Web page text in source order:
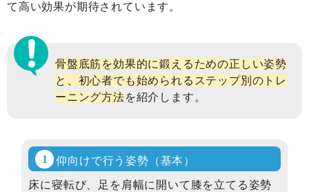
て高い効果が期待されています。
骨盤底筋を効果的に鍛えるための正しい姿勢
と、初心者でも始められるステップ別のトレ
ーニング方法を紹介します。
仰向けで行う姿勢 （基本）
床に寝転び、足を肩幅に開いて膝を立てる姿勢